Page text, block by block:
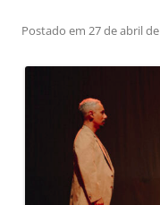
Postado em 27 de abril